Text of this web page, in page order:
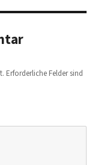
Erforderliche Felder sind